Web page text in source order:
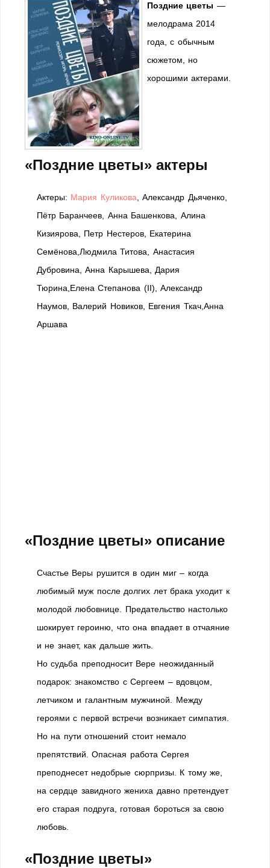
Поздние цветы —
мелодрама 2014
года, с обычным
сюжетом, но
хорошими актерами.
«Поздние цветы» актеры
Актеры: Мария Куликова , Александр Дьяченко,
Пётр Баранчеев, Анна Башенкова, Алина
Кизиярова, Петр Нестеров, Екатерина
Семёнова,Людмила Титова, Анастасия
Дубровина, Анна Карышева, Дария
Тюрина,Елена Степанова (II), Александр
Наумов, Валерий Новиков, Евгения Ткач,Анна
Аршава
«Поздние цветы» описание
Счастье Веры рушится в один миг – когда
любимый муж после долгих лет брака уходит к
молодой любовнице. Предательство настолько
шокирует героиню, что она впадает в отчаяние
и не знает, как дальше жить.
Но судьба преподносит Вере неожиданный
подарок: знакомство с Сергеем – вдовцом,
летчиком и галантным мужчиной. Между
героями с первой встречи возникает симпатия.
Но на пути отношений стоит немало
препятствий. Опасная работа Сергея
преподнесет недобрые сюрпризы. К тому же,
на сердце завидного жениха давно претендует
его старая подруга, готовая бороться за свою
любовь.
«Поздние цветы»